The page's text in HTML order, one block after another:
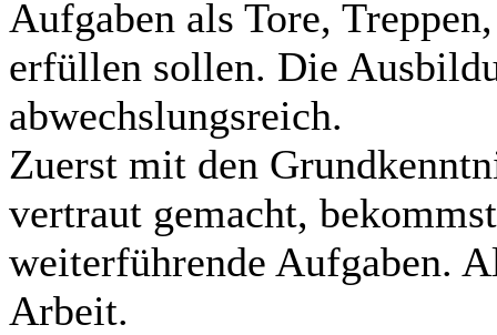
Aufgaben als Tore,
erfüllen sollen. Die
abwechslungsreich.
Zuerst mit den
vertraut gemacht,
weiterführende Aufgaben.
Arbeit.